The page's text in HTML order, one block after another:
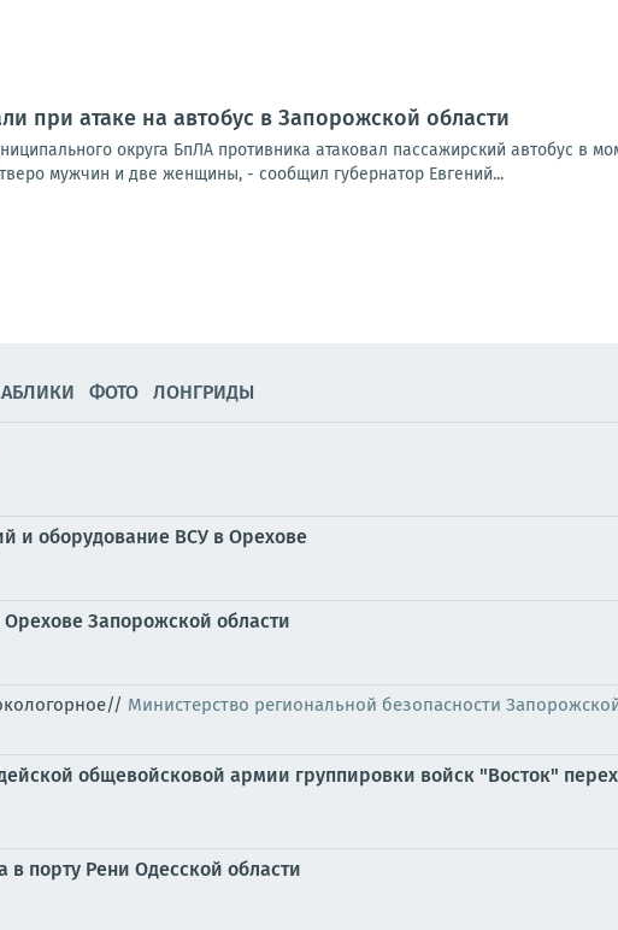
при атаке на автобус в Запорожской области
округа БпЛА противника атаковал пассажирский автобус в
мужчин и две женщины, - сообщил губернатор Евгений...
ФОТО ЛОНГРИДЫ
и оборудование ВСУ в Орехове
Запорожской области
Министерство региональной безопасности
общевойсковой армии группировки войск "Восток"
в порту Рени Одесской области